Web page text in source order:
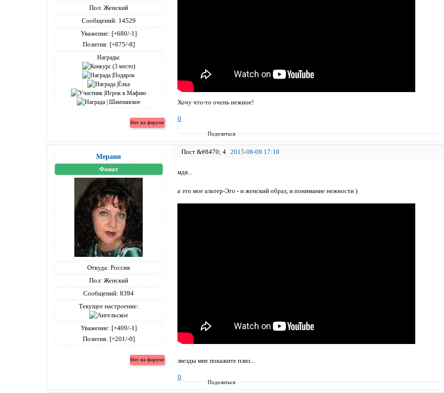
Поделиться
Пол: Женский
Сообщений: 14529
Уважение: [+680/-1]
Позитив: [+875/-8]
Награды:
Хочу что-то очень нежное!
0
Поделиться
4 2015-08-09 17:10
Мерани
Фанат
Откуда: Россия
Пол: Женский
Сообщений: 8394
Текущее настроение:
Уважение: [+409/-1]
Позитив: [+201/-0]
мдя...
а это мое альтер-Эго - и женский образ, и понимание нежности )
звезды мне покажите плиз...
0